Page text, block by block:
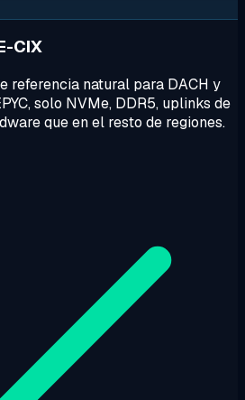
CIX
referencia natural para DACH y
solo NVMe, DDR5, uplinks de
que en el resto de regiones.